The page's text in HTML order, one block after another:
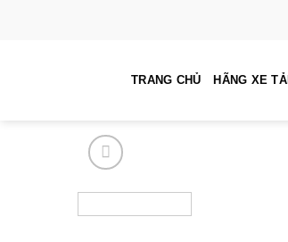
TRANG CHỦ HÃNG XE TẢI